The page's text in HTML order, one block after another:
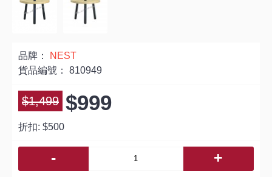
品牌：
NEST
貨品編號： 810949
$1,499 $999
折扣: $500
- +